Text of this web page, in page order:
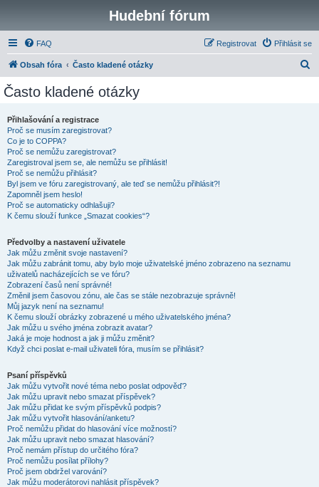
Hudební fórum
FAQ Přihlásit se
Registrovat
Obsah fóra Často kladené otázky
Často kladené otázky
Přihlašování a registrace
Proč se musím zaregistrovat?
Co je to COPPA?
Proč se nemůžu zaregistrovat?
Zaregistroval jsem se, ale nemůžu se přihlásit!
Proč se nemůžu přihlásit?
Byl jsem ve fóru zaregistrovaný, ale teď se nemůžu přihlásit?!
Zapomněl jsem heslo!
Proč se automaticky odhlašuji?
K čemu slouží funkce „Smazat cookies“?
Předvolby a nastavení uživatele
Jak můžu změnit svoje nastavení?
Jak můžu zabránit tomu, aby bylo moje uživatelské jméno zobrazeno na seznamu
uživatelů nacházejících se ve fóru?
Zobrazení časů není správné!
Změnil jsem časovou zónu, ale čas se stále nezobrazuje správně!
Můj jazyk není na seznamu!
K čemu slouží obrázky zobrazené u mého uživatelského jména?
Jak můžu u svého jména zobrazit avatar?
Jaká je moje hodnost a jak ji můžu změnit?
Když chci poslat e-mail uživateli fóra, musím se přihlásit?
Psaní příspěvků
Jak můžu vytvořit nové téma nebo poslat odpověď?
Jak můžu upravit nebo smazat příspěvek?
Jak můžu přidat ke svým příspěvků podpis?
Jak můžu vytvořit hlasování/anketu?
Proč nemůžu přidat do hlasování více možností?
Jak můžu upravit nebo smazat hlasování?
Proč nemám přístup do určitého fóra?
Proč nemůžu posílat přílohy?
Proč jsem obdržel varování?
Jak můžu moderátorovi nahlásit příspěvek?